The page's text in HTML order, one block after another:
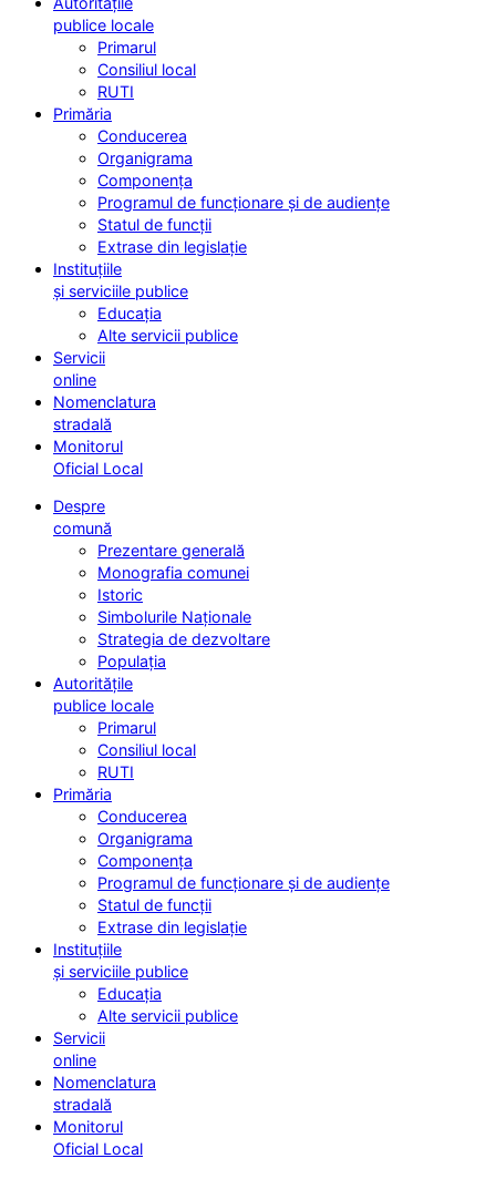
publice locale
Primarul
Consiliul local
RUTI
Primăria
Conducerea
Organigrama
Componența
Programul de funcționare și de audiențe
Statul de funcții
Extrase din legislație
Instituțiile
și serviciile publice
Educația
Alte servicii publice
Servicii
online
Nomenclatura
stradală
Monitorul
Oficial Local
Despre
comună
Prezentare generală
Monografia comunei
Istoric
Simbolurile Naționale
Strategia de dezvoltare
Populația
Autoritățile
publice locale
Primarul
Consiliul local
RUTI
Primăria
Conducerea
Organigrama
Componența
Programul de funcționare și de audiențe
Statul de funcții
Extrase din legislație
Instituțiile
și serviciile publice
Educația
Alte servicii publice
Servicii
online
Nomenclatura
stradală
Monitorul
Oficial Local